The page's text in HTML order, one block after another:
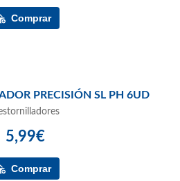
PACK DESTORNILLADOR PRECISIÓN SL PH 6UD
5,99€